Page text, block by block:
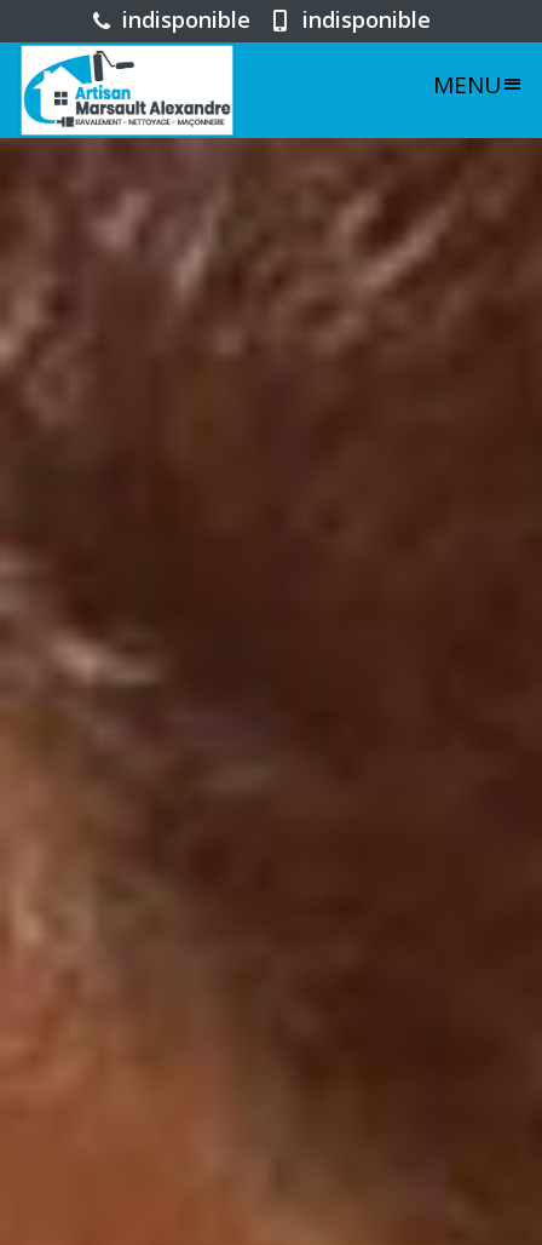
indisponible indisponible
MENU